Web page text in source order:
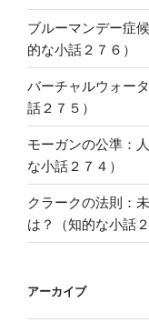
ブルーマンデー症
的な小話２７６）
バーチャルウォー
話２７５）
モーガンの公準：
な小話２７４）
クラークの法則：
は？（知的な小話２
アーカイブ